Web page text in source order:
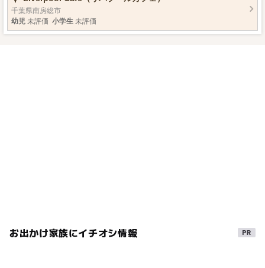
でいきましょう。 きっと英語が大好きになるはずです。
パパ、ママと一緒だから安心してレッスンできます。 お
子様と一緒に、英語で楽しく過ごしてみませんか？
千葉県南房総市
幼児 未評価 小学生 未評価
お出かけ家族にイチオシ情報